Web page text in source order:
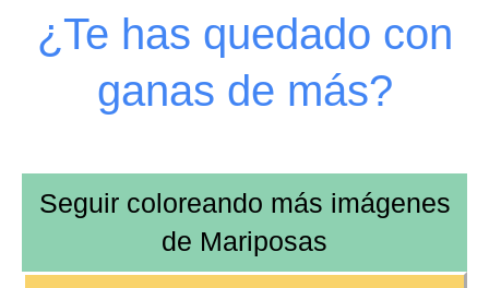
¿Te has quedado con
ganas de más?
Seguir coloreando más imágenes
de Mariposas